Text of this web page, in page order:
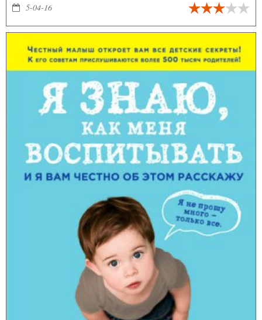
5-04-16